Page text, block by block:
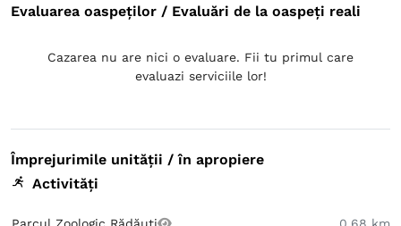
Evaluarea oaspeților / Evaluări de la oaspeți reali
Cazarea nu are nici o evaluare. Fii tu primul care
evaluazi serviciile lor!
Împrejurimile unității / în apropiere
Activități